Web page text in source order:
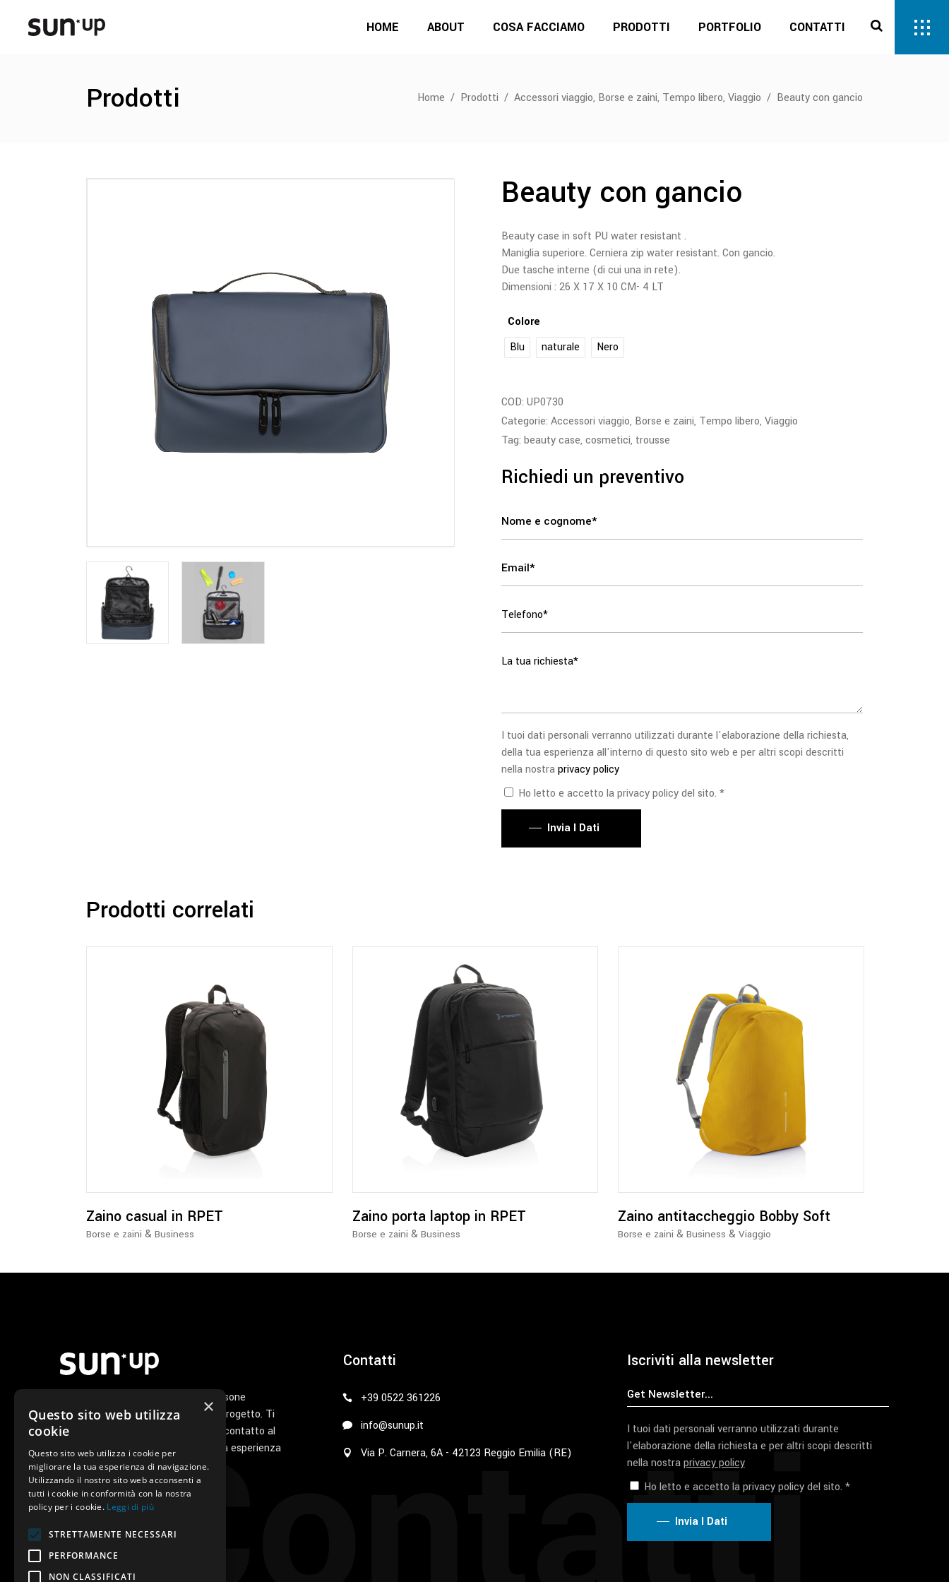
HOME ABOUT COSA FACCIAMO PRODOTTI PORTFOLIO CONTATTI
Prodotti Home / Prodotti / Accessori viaggio, Borse e zaini, Tempo libero, Viaggio / Beauty con gancio
Beauty con gancio
Beauty case in soft PU water resistant .
Maniglia superiore. Cerniera zip water resistant. Con gancio.
Due tasche interne (di cui una in rete).
Dimensioni : 26 X 17 X 10 CM- 4 LT
Colore
Blu
naturale Nero
COD: UP0730
Categorie: Accessori viaggio, Borse e zaini, Tempo libero, Viaggio
Tag: beauty case, cosmetici, trousse
Richiedi un preventivo
I tuoi dati personali verranno utilizzati durante l'elaborazione della richiesta,
della tua esperienza all'interno di questo sito web e per altri scopi descritti
nella nostraprivacy policy
Ho letto e accetto la privacy policy del sito. *
Invia I Dati
Prodotti correlati
Le
possono
essere
Zaino casual in RPET
Borse e zaini & Business
Zaino porta laptop in RPET
Borse e zaini & Business
varianti.
Le
possono
essere
scelte
Zaino antitaccheggio Bobby Soft
Borse e zaini &Business &Viaggio
Noi di Sunup siamo un gruppo di persone
appassionate che ha a cuore il tuo progetto. Ti
seguiamo personalmente dal primo contatto al
servizio di post vendita perché la tua esperienza
con noi sia unica e speciale.
Contatti
+39 0522 361226
info@sunup.it
Via P. Carnera, 6A - 42123 Reggio Emilia (RE)
Iscriviti alla newsletter
I tuoi dati personali verranno utilizzati durante
l'elaborazione della richiesta e per altri scopi descritti
nella nostraprivacy policy
Ho letto e accetto la privacy policy del sito. *
Invia I Dati
×
Questo sito web utilizza
cookie
Questo sito web utilizza i cookie per
migliorare la tua esperienza di navigazione.
Utilizzando il nostro sito web acconsenti a
tutti i cookie in conformità con la nostra
policy per i cookie. Leggi di più
STRETTAMENTE NECESSARI
PERFORMANCE
NON CLASSIFICATI